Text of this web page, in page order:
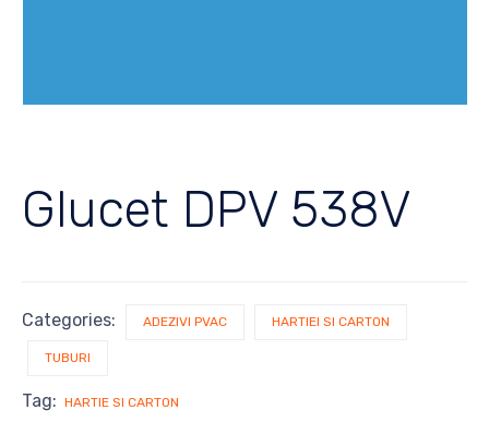
Glucet DPV 538V
Categories: ADEZIVI PVAC HARTIEI SI CARTON
TUBURI
Tag: HARTIE SI CARTON